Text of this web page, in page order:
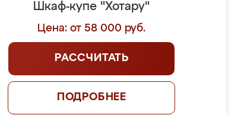
Шкаф-купе "Хотару"
Цена: от 58 000 руб.
РАССЧИТАТЬ
ПОДРОБНЕЕ